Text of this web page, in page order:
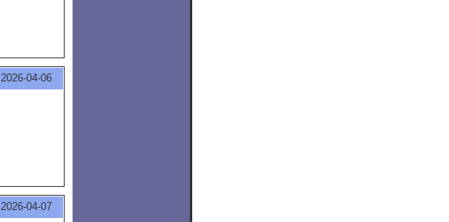
2026-04-06
2026-04-07